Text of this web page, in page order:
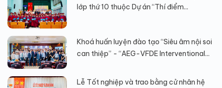
lớp thứ 10 thuộc Dự án “Thí điểm...
Khoá huấn luyện đào tạo “Siêu âm nội soi
can thiệp” - “AEG-VFDE Interventional...
Lễ Tốt nghiệp và trao bằng cử nhân hệ